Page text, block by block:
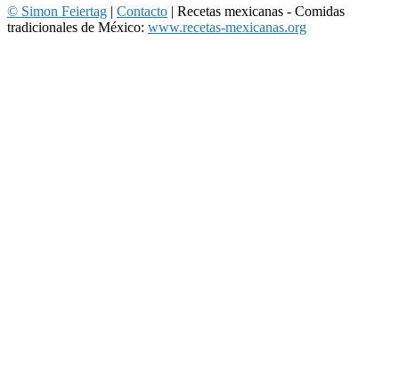
© Simon Feiertag | Contacto | Recetas mexicanas - Comidas
tradicionales de México: www.recetas-mexicanas.org